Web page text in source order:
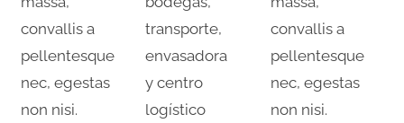
convallis a
pellentesque
nec, egestas
non nisi.
transporte,
envasadora
y centro
logístico
convallis a
pellentesque
nec, egestas
non nisi.